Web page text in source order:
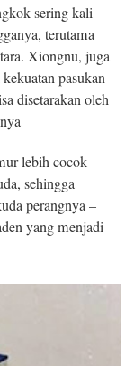
sering kali
terutama
Xiongnu, juga
pasukan
disetarakan oleh
lebih cocok
sehingga
perangnya –
yang menjadi